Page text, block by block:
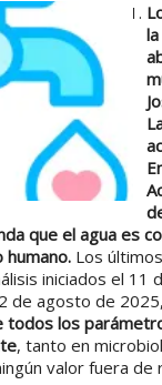
que el agua es
humano. Los
iniciados el 11
de agosto de 2025,
todos los
, tanto en
valor fuera de